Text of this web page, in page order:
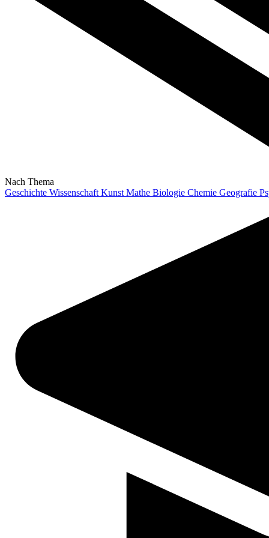
Nach Thema
Geschichte Wissenschaft Kunst Mathe Biologie Chemie Geografie